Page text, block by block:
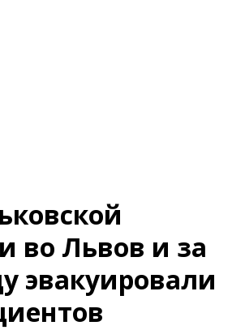
во Львов и за
эвакуировали